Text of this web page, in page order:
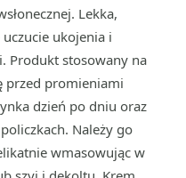
Lekka,
ukojenia i
Produkt stosowany na
przed promieniami
dzień po dniu oraz
Należy go
wmasowując w